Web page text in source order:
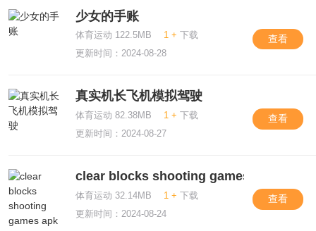
少女的手账
体育运动 122.5MB 1 + 下载
更新时间：2024-08-28
查看
真实机长飞机模拟驾驶
体育运动 82.38MB 1 + 下载
更新时间：2024-08-27
查看
clear blocks shooting games apk for
体育运动 32.14MB 1 + 下载
更新时间：2024-08-24
查看